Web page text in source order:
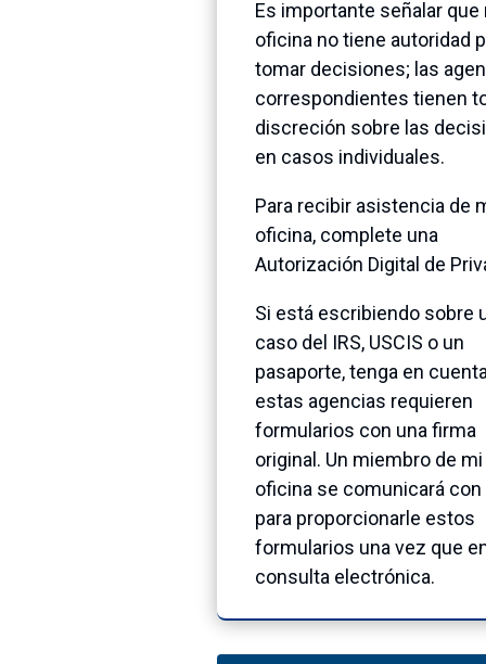
Es importante señalar que
oficina no tiene autoridad
tomar decisiones; las
correspondientes tienen
discreción sobre las
en casos individuales.
Para recibir asistencia de
oficina, complete una
Autorización Digital de
Si está escribiendo sobre
caso del IRS, USCIS o un
pasaporte, tenga en
estas agencias requieren
formularios con una firma
original. Un miembro de mi
oficina se comunicará
para proporcionarle estos
formularios una vez que
consulta electrónica.